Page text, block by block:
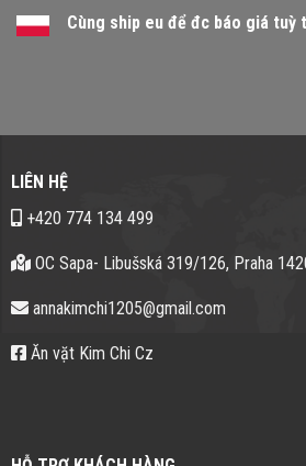
Cùng ship eu để đc báo giá tuỳ
LIÊN HỆ
+420 774 134 499
OC Sapa- Libušská 319/126, Praha
annakimchi1205@gmail.com
Ăn vặt Kim Chi Cz